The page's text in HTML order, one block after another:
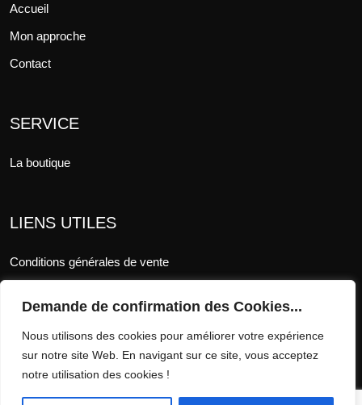
Demande de confirmation des Cookies...
Nous utilisons des cookies pour améliorer votre expérience
sur notre site Web. En navigant sur ce site, vous acceptez
notre utilisation des cookies !
Accueil
Mon approche
Contact
SERVICE
La boutique
LIENS UTILES
Conditions générales de vente